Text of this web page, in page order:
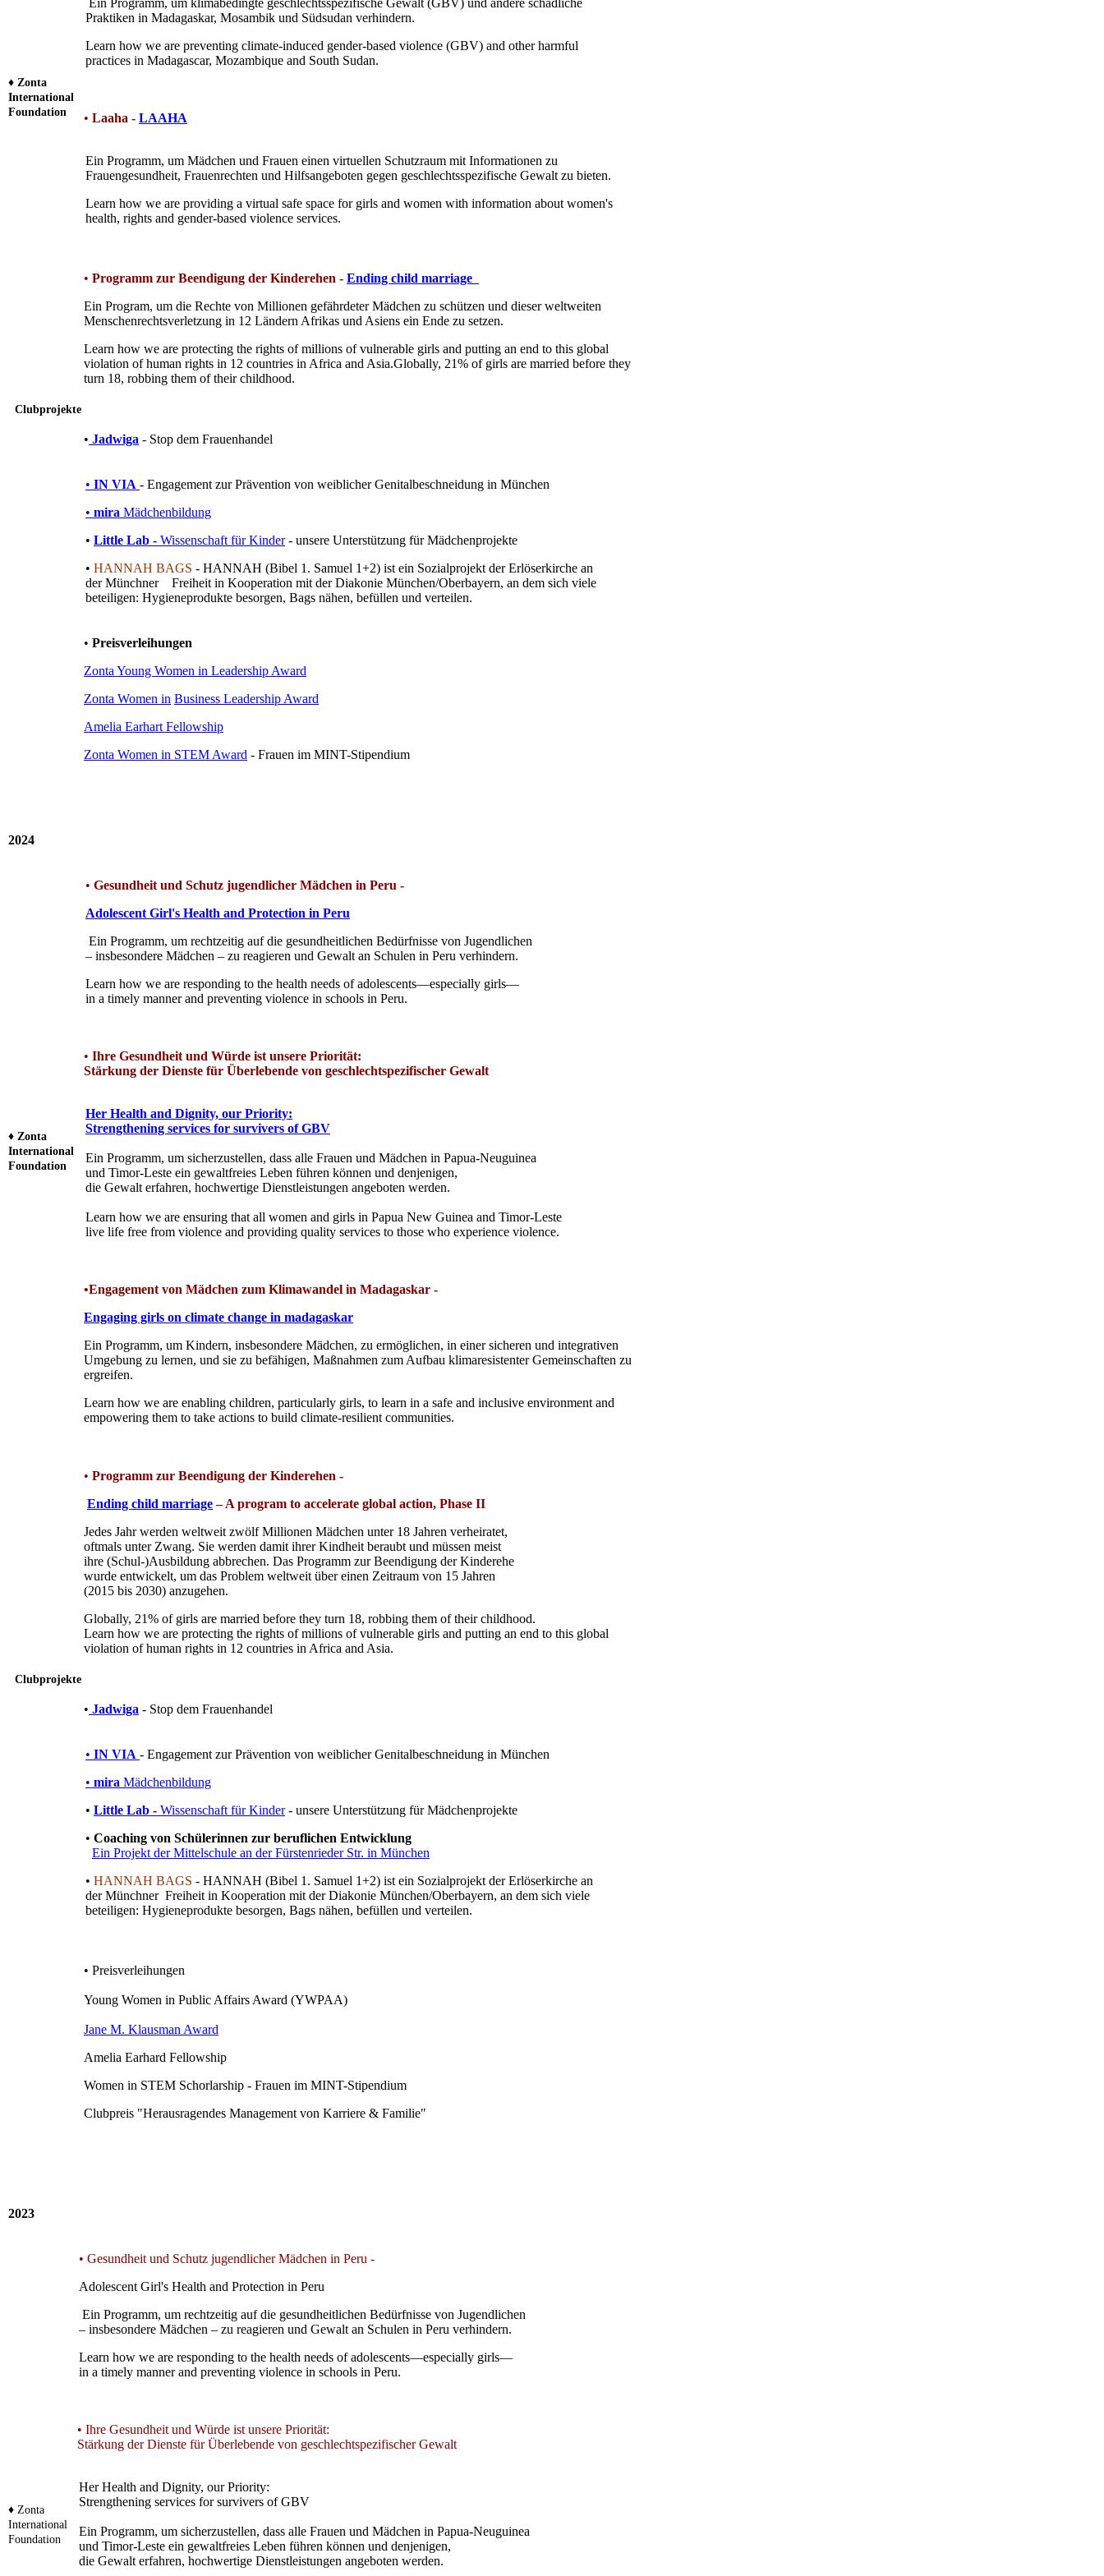
♦ Zonta
International
Foundation
Praktiken in Madagaskar, Mosambik und Südsudan verhindern.
Learn how we are preventing climate-induced gender-based violence (GBV) and other harmful
practices in Madagascar, Mozambique and South Sudan.
• Laaha - LAAHA
Ein Programm, um Mädchen und Frauen einen virtuellen Schutzraum mit Informationen zu
Frauengesundheit, Frauenrechten und Hilfsangeboten gegen geschlechtsspezifische Gewalt zu bieten.
Learn how we are providing a virtual safe space for girls and women with information about women's
health, rights and gender-based violence services.
• Programm zur Beendigung der Kinderehen - Ending child marriage
Ein Program, um die Rechte von Millionen gefährdeter Mädchen zu schützen und dieser weltweiten
Menschenrechtsverletzung in 12 Ländern Afrikas und Asiens ein Ende zu setzen.
Learn how we are protecting the rights of millions of vulnerable girls and putting an end to this global
violation of human rights in 12 countries in Africa and Asia.Globally, 21% of girls are married before they
turn 18, robbing them of their childhood.
Clubprojekte
• Jadwiga - Stop dem Frauenhandel
• IN VIA - Engagement zur Prävention von weiblicher Genitalbeschneidung in München
• mira Mädchenbildung
• Little Lab - Wissenschaft für Kinder- unsere Unterstützung für Mädchenprojekte
• HANNAH BAGS - HANNAH (Bibel 1. Samuel 1+2) ist ein Sozialprojekt der Erlöserkirche an
der Münchner Freiheit in Kooperation mit der Diakonie München/Oberbayern, an dem sich viele
beteiligen: Hygieneprodukte besorgen, Bags nähen, befüllen und verteilen.
• Preisverleihungen
Zonta Young Women in Leadership Award
Zonta Women in Business Leadership Award
Amelia Earhart Fellowship
Zonta Women in STEM Award - Frauen im MINT-Stipendium
2024
♦ Zonta
International
Foundation
• Gesundheit und Schutz jugendlicher Mädchen in Peru -
Adolescent Girl's Health and Protection in Peru
Ein Programm, um rechtzeitig auf die gesundheitlichen Bedürfnisse von Jugendlichen
– insbesondere Mädchen – zu reagieren und Gewalt an Schulen in Peru verhindern.
Learn how we are responding to the health needs of adolescents—especially girls—
in a timely manner and preventing violence in schools in Peru.
• Ihre Gesundheit und Würde ist unsere Priorität:
Stärkung der Dienste für Überlebende von geschlechtspezifischer Gewalt
Her Health and Dignity, our Priority:
Strengthening services for survivers of GBV
Ein Programm, um sicherzustellen, dass alle Frauen und Mädchen in Papua-Neuguinea
und Timor-Leste ein gewaltfreies Leben führen können und denjenigen,
die Gewalt erfahren, hochwertige Dienstleistungen angeboten werden.
Learn how we are ensuring that all women and girls in Papua New Guinea and Timor-Leste
live life free from violence and providing quality services to those who experience violence.
•Engagement von Mädchen zum Klimawandel in Madagaskar -
Engaging girls on climate change in madagaskar
Ein Programm, um Kindern, insbesondere Mädchen, zu ermöglichen, in einer sicheren und integrativen
Umgebung zu lernen, und sie zu befähigen, Maßnahmen zum Aufbau klimaresistenter Gemeinschaften zu
ergreifen.
Learn how we are enabling children, particularly girls, to learn in a safe and inclusive environment and
empowering them to take actions to build climate-resilient communities.
• Programm zur Beendigung der Kinderehen -
Ending child marriage– A program to accelerate global action, Phase II
Jedes Jahr werden weltweit zwölf Millionen Mädchen unter 18 Jahren verheiratet,
oftmals unter Zwang. Sie werden damit ihrer Kindheit beraubt und müssen meist
ihre (Schul-)Ausbildung abbrechen. Das Programm zur Beendigung der Kinderehe
wurde entwickelt, um das Problem weltweit über einen Zeitraum von 15 Jahren
(2015 bis 2030) anzugehen.
Globally, 21% of girls are married before they turn 18, robbing them of their childhood.
Learn how we are protecting the rights of millions of vulnerable girls and putting an end to this global
violation of human rights in 12 countries in Africa and Asia.
Clubprojekte
• Jadwiga - Stop dem Frauenhandel
• IN VIA - Engagement zur Prävention von weiblicher Genitalbeschneidung in München
• mira Mädchenbildung
• Little Lab - Wissenschaft für Kinder- unsere Unterstützung für Mädchenprojekte
• Coaching von Schülerinnen zur beruflichen Entwicklung
Ein Projekt der Mittelschule an der Fürstenrieder Str. in München
• HANNAH BAGS - HANNAH (Bibel 1. Samuel 1+2) ist ein Sozialprojekt der Erlöserkirche an
der Münchner Freiheit in Kooperation mit der Diakonie München/Oberbayern, an dem sich viele
beteiligen: Hygieneprodukte besorgen, Bags nähen, befüllen und verteilen.
• Preisverleihungen
Young Women in Public Affairs Award (YWPAA)
Jane M. Klausman Award
Amelia Earhard Fellowship
Women in STEM Schorlarship - Frauen im MINT-Stipendium
Clubpreis "Herausragendes Management von Karriere & Familie"
2023
♦ Zonta
International
Foundation
• Gesundheit und Schutz jugendlicher Mädchen in Peru -
Adolescent Girl's Health and Protection in Peru
Ein Programm, um rechtzeitig auf die gesundheitlichen Bedürfnisse von Jugendlichen
– insbesondere Mädchen – zu reagieren und Gewalt an Schulen in Peru verhindern.
Learn how we are responding to the health needs of adolescents—especially girls—
in a timely manner and preventing violence in schools in Peru.
• Ihre Gesundheit und Würde ist unsere Priorität:
Stärkung der Dienste für Überlebende von geschlechtspezifischer Gewalt
Her Health and Dignity, our Priority:
Strengthening services for survivers of GBV
Ein Programm, um sicherzustellen, dass alle Frauen und Mädchen in Papua-Neuguinea
und Timor-Leste ein gewaltfreies Leben führen können und denjenigen,
die Gewalt erfahren, hochwertige Dienstleistungen angeboten werden.